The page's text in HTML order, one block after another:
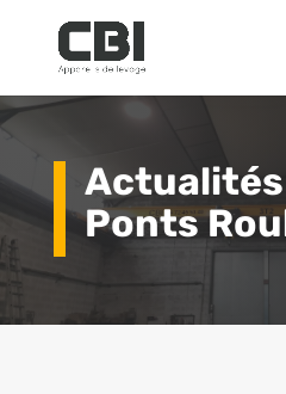
Actualités
Ponts